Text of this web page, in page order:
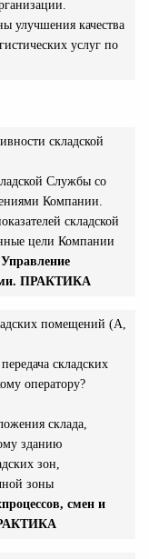
улучшения качества
услуг по
складской
Службы со
Компании.
складской
цели Компании
ПРАКТИКА
помещений (А,
складских
оператору?
склада,
зданию
зон,
зоны
смен и